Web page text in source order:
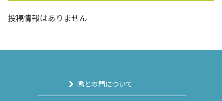
投稿情報はありません
鳴との門について